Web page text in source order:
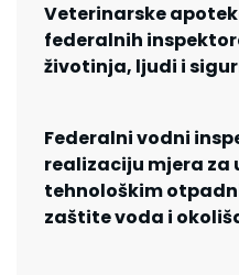
Veterinarske
federalnih
životinja, ljudi i
Federalni vodni
realizaciju mjera za
tehnološkim
zaštite voda i